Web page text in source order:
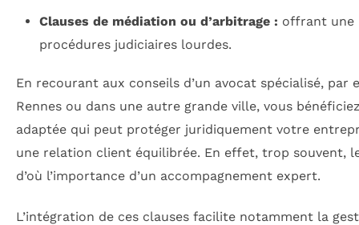
Clauses de médiation ou d’arbitrage : offrant une
procédures judiciaires lourdes.
En recourant aux conseils d’un avocat spécialisé, par
Rennes ou dans une autre grande ville, vous
adaptée qui peut protéger juridiquement votre
une relation client équilibrée. En effet, trop souvent,
d’où l’importance d’un accompagnement expert.
L’intégration de ces clauses facilite notamment la